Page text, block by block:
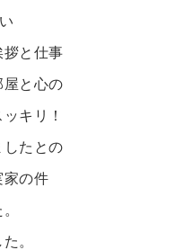
と仕事
と心の
キリ！
たとの
の件
。